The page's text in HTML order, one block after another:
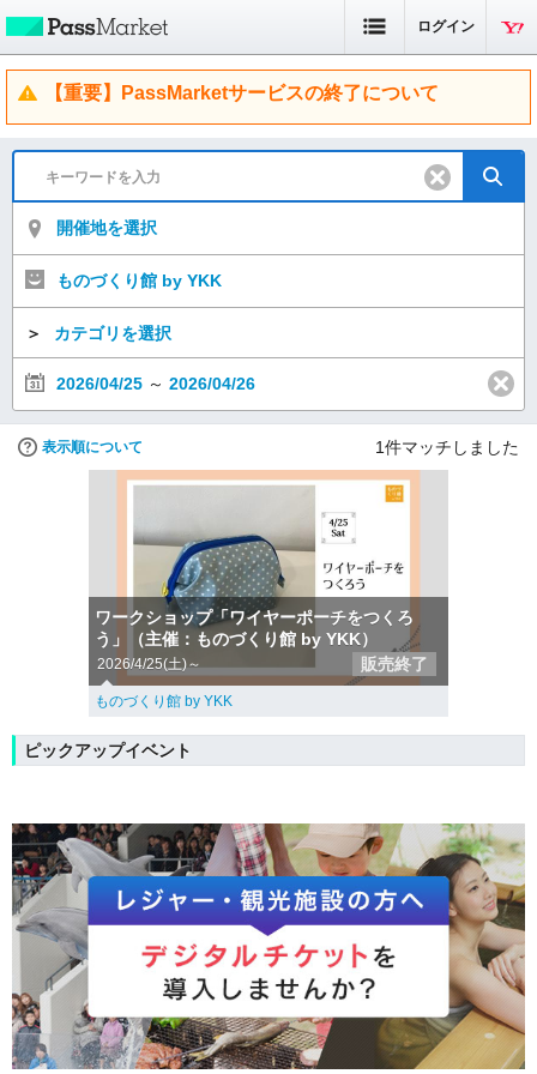
ログイン
【重要】PassMarketサービスの終了について
開催地を選択
ものづくり館 by YKK
＞ カテゴリを選択
2026/04/25 ～ 2026/04/26
表示順について 1件マッチしました
ワークショップ「ワイヤーポーチをつくろ
う」（主催：ものづくり館 by YKK）
2026/4/25(土)～ 販売終了
ものづくり館 by YKK
ピックアップイベント